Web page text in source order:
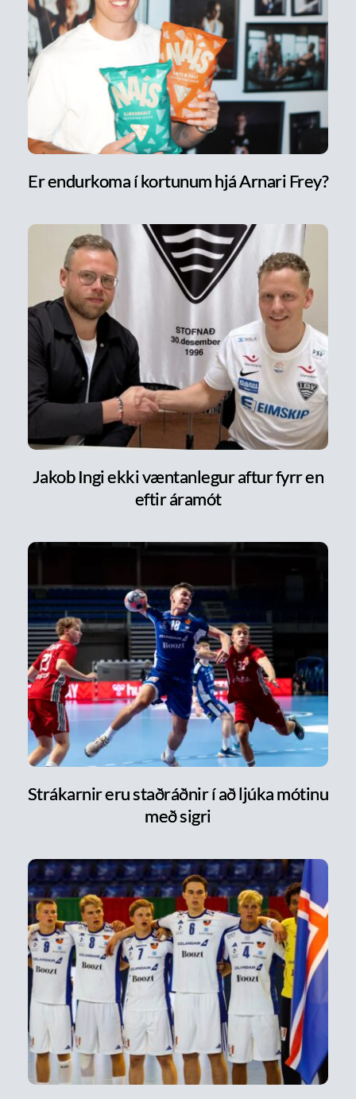
Er endurkoma í kortunum hjá Arnari Frey?
Jakob Ingi ekki væntanlegur aftur fyrr en
eftir áramót
Strákarnir eru staðráðnir í að ljúka mótinu
með sigri